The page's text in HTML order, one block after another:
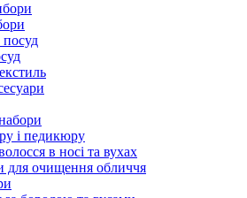
і педикюру
в носі та вухах
для очищення обличчя